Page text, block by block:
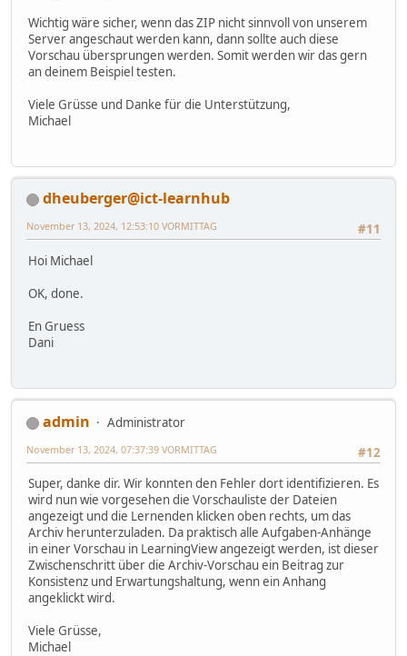
Wichtig wäre sicher, wenn das ZIP nicht sinnvoll von unserem
Server angeschaut werden kann, dann sollte auch diese
Vorschau übersprungen werden. Somit werden wir das gern
an deinem Beispiel testen.
Viele Grüsse und Danke für die Unterstützung,
Michael
dheuberger@ict-learnhub
#11
November 13, 2024, 12:53:10 VORMITTAG
Hoi Michael
OK, done.
En Gruess
Dani
admin
Administrator
#12
November 13, 2024, 07:37:39 VORMITTAG
Super, danke dir. Wir konnten den Fehler dort identifizieren. Es
wird nun wie vorgesehen die Vorschauliste der Dateien
angezeigt und die Lernenden klicken oben rechts, um das
Archiv herunterzuladen. Da praktisch alle Aufgaben-Anhänge
in einer Vorschau in LearningView angezeigt werden, ist dieser
Zwischenschritt über die Archiv-Vorschau ein Beitrag zur
Konsistenz und Erwartungshaltung, wenn ein Anhang
angeklickt wird.
Viele Grüsse,
Michael